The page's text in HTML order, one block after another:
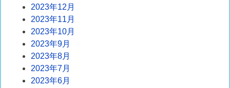
2023年12月
2023年11月
2023年10月
2023年9月
2023年8月
2023年7月
2023年6月